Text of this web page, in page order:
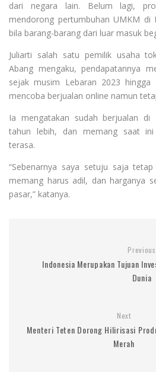
dari negara lain. Belum lagi,
mendorong pertumbuhan UMKM di
bila barang-barang dari luar masuk
Juliarti salah satu pemilik usaha
Abang mengaku, pendapatannya
sejak musim Lebaran 2023
mencoba berjualan online namun
Ia mengatakan sudah berjualan di
tahun lebih, dan memang saat
terasa.
“Sebenarnya saya setuju saja
memang harus adil, dan harganya
pasar,” katanya.
Previous
Indonesia Merupakan Tujuan
Dunia
Next
Menteri Teten Dorong Hilirisasi
Merah